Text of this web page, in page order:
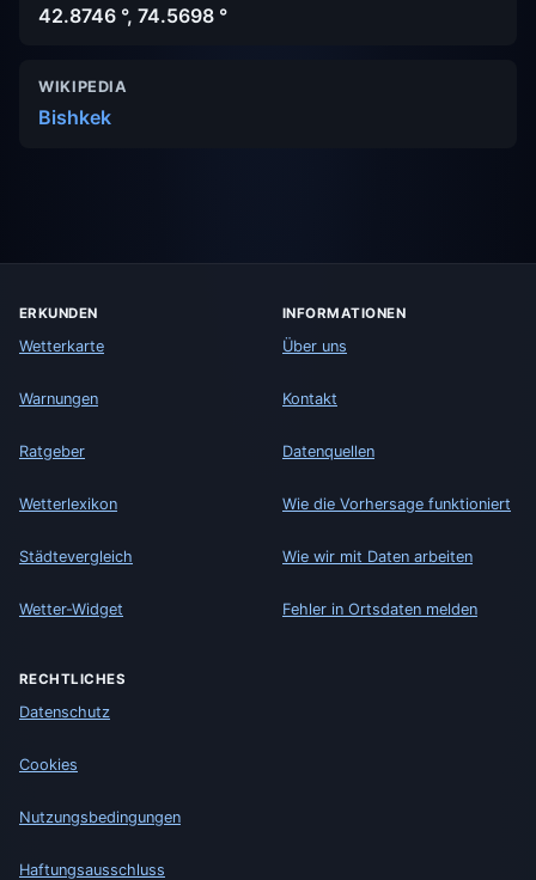
42.8746 °, 74.5698 °
WIKIPEDIA
Bishkek
ERKUNDEN
Wetterkarte
Warnungen
Ratgeber
Wetterlexikon
Städtevergleich
Wetter-Widget
INFORMATIONEN
Über uns
Kontakt
Datenquellen
Wie die Vorhersage funktioniert
Wie wir mit Daten arbeiten
Fehler in Ortsdaten melden
RECHTLICHES
Datenschutz
Cookies
Nutzungsbedingungen
Haftungsausschluss